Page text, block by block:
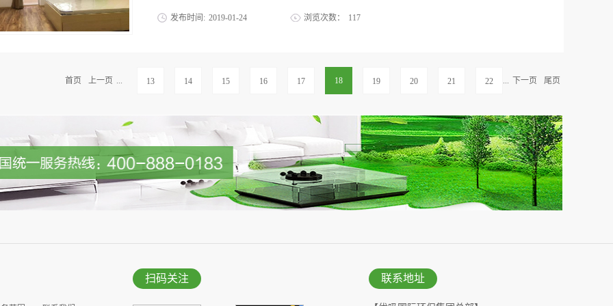
标并不新鲜。业内人士分析，环保不仅是购买环保材料这么简单，它需要对设计、材料、施工
万不要放置过密即便装修环节非常环保，最终的室内空气质量仍然不见得环保，因为装修之
后，消费者还要往房间里填充家具，家具释放出的各种有害气体同样会造成...
儿童患白血病罪魁祸首。相关调查显示，九成的儿童白血病患者的家里短期内装修过。其实，
不光是儿童，成人也要注意，之前曝出阿里员工应出租房导致白血病身亡的案例影响非常大。
由于甲醛受温度影响，挥发快慢不同，所以就算是装修了几年的房子也可能会出现甲醛超标的
情况，科学检测发现，甲醛的潜伏期长达10-15年以上!装修只是甲醛入侵的一种途径，它们还会
依附在沙发、电视柜、衣柜、鞋柜、床板、劣质窗帘，甚至是盗版书中，可谓是无处不在，让
人防不胜防。 危害就在身边，面对这场家庭环境保卫战，千万不要掉以轻心!到底有没有安全
发布时间: 2019-01-24 浏览次数： 117
首页 上一页 ... 13 14 15 16 17 18 19 20 21 22 ... 下一页 尾页
扫码关注 联系地址